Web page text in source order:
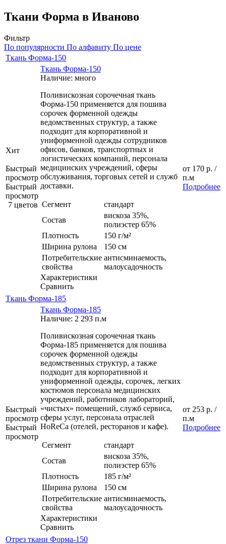
Ткани Форма в Иваново
Фильтр
По популярности По алфавиту По цене
Ткань Форма-150
Хит
Быстрый
просмотр
Быстрый
просмотр
7 цветов
Ткань Форма-150
Наличие: много
Поливискозная сорочечная ткань
Форма-150 применяется для пошива
сорочек форменной одежды
ведомственных структур, а также
подходит для корпоративной и
униформенной одежды сотрудников
офисов, банков, транспортных и
логистических компаний, персонала
медицинских учреждений, сферы
обслуживания, торговых сетей и служб
доставки.
Сегмент
стандарт
Состав
вискоза 35%,
полиэстер 65%
Плотность
150 г/м²
Ширина рулона
150 см
Потребительские
свойства
антисминаемость,
малоусадочность
Характеристики
Сравнить
от 170 р. /
п.м
Подробнее
Ткань Форма-185
Быстрый
просмотр
Быстрый
просмотр
Ткань Форма-185
Наличие: 2 293 п.м
Поливискозная сорочечная ткань
Форма-185 применяется для пошива
сорочек форменной одежды
ведомственных структур, а также
подходит для корпоративной и
униформенной одежды, сорочек, легких
костюмов персонала медицинских
учреждений, работников лабораторий,
«чистых» помещений, служб сервиса,
сферы услуг, персонала отраслей
HoReCa (отелей, ресторанов и кафе).
Сегмент
стандарт
Состав
вискоза 35%,
полиэстер 65%
Плотность
185 г/м²
Ширина рулона
150 см
Потребительские
свойства
антисминаемость,
малоусадочность
Характеристики
Сравнить
от 253 р. /
п.м
Подробнее
Отрез ткани Форма-150